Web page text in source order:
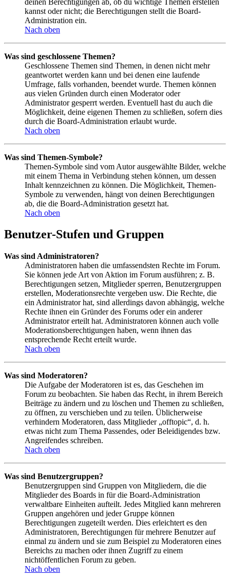
kannst oder nicht; die Berechtigungen stellt die Board-
Administration ein.
Nach oben
Was sind geschlossene Themen?
Geschlossene Themen sind Themen, in denen nicht mehr
geantwortet werden kann und bei denen eine laufende
Umfrage, falls vorhanden, beendet wurde. Themen können
aus vielen Gründen durch einen Moderator oder
Administrator gesperrt werden. Eventuell hast du auch die
Möglichkeit, deine eigenen Themen zu schließen, sofern dies
durch die Board-Administration erlaubt wurde.
Nach oben
Was sind Themen-Symbole?
Themen-Symbole sind vom Autor ausgewählte Bilder, welche
mit einem Thema in Verbindung stehen können, um dessen
Inhalt kennzeichnen zu können. Die Möglichkeit, Themen-
Symbole zu verwenden, hängt von deinen Berechtigungen
ab, die die Board-Administration gesetzt hat.
Nach oben
Benutzer-Stufen und Gruppen
Was sind Administratoren?
Administratoren haben die umfassendsten Rechte im Forum.
Sie können jede Art von Aktion im Forum ausführen; z. B.
Berechtigungen setzen, Mitglieder sperren, Benutzergruppen
erstellen, Moderationsrechte vergeben usw. Die Rechte, die
ein Administrator hat, sind allerdings davon abhängig, welche
Rechte ihnen ein Gründer des Forums oder ein anderer
Administrator erteilt hat. Administratoren können auch volle
Moderationsberechtigungen haben, wenn ihnen das
entsprechende Recht erteilt wurde.
Nach oben
Was sind Moderatoren?
Die Aufgabe der Moderatoren ist es, das Geschehen im
Forum zu beobachten. Sie haben das Recht, in ihrem Bereich
Beiträge zu ändern und zu löschen und Themen zu schließen,
zu öffnen, zu verschieben und zu teilen. Üblicherweise
verhindern Moderatoren, dass Mitglieder „offtopic“, d. h.
etwas nicht zum Thema Passendes, oder Beleidigendes bzw.
Angreifendes schreiben.
Nach oben
Was sind Benutzergruppen?
Benutzergruppen sind Gruppen von Mitgliedern, die die
Mitglieder des Boards in für die Board-Administration
verwaltbare Einheiten aufteilt. Jedes Mitglied kann mehreren
Gruppen angehören und jeder Gruppe können
Berechtigungen zugeteilt werden. Dies erleichtert es den
Administratoren, Berechtigungen für mehrere Benutzer auf
einmal zu ändern und sie zum Beispiel zu Moderatoren eines
Bereichs zu machen oder ihnen Zugriff zu einem
nichtöffentlichen Forum zu geben.
Nach oben